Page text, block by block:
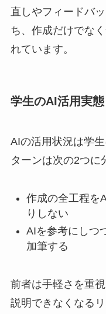
直しやフィードバ
ち、作成だけでな
れています。
学生のAI活用実
AIの活用状況は学
ターンは次の2つに
作成の全工程を
りしない
AIを参考にしつ
加筆する
前者は手軽さを重
説明できなくなる